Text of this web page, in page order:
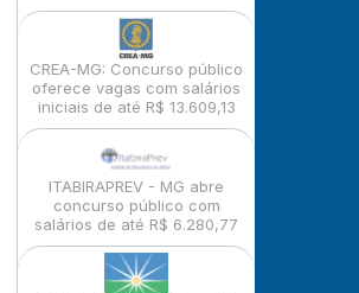
CREA-MG: Concurso público
oferece vagas com salários
iniciais de até R$ 13.609,13
ITABIRAPREV - MG abre
concurso público com
salários de até R$ 6.280,77